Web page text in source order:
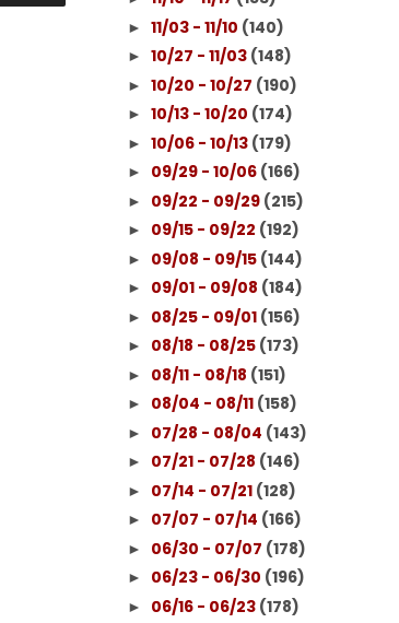
►11/03 - 11/10 (140)
►10/27 - 11/03 (148)
►10/20 - 10/27 (190)
►10/13 - 10/20 (174)
►10/06 - 10/13 (179)
► 09/29 - 10/06 (166)
► 09/22 - 09/29 (215)
► 09/15 - 09/22 (192)
► 09/08 - 09/15 (144)
► 09/01 - 09/08 (184)
► 08/25 - 09/01 (156)
► 08/18 - 08/25 (173)
► 08/11 - 08/18 (151)
► 08/04 - 08/11 (158)
► 07/28 - 08/04 (143)
► 07/21 - 07/28 (146)
► 07/14 - 07/21 (128)
► 07/07 - 07/14 (166)
► 06/30 - 07/07 (178)
► 06/23 - 06/30 (196)
► 06/16 - 06/23 (178)